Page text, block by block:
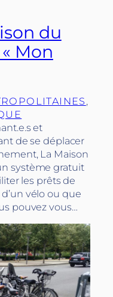
du
Mon
et
de se déplacer
La Maison
système gratuit
les prêts de
vélo ou que
pouvez vous…